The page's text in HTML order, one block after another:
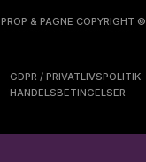
PROP & PAGNE COPYRIGHT ©
GDPR / PRIVATLIVSPOLITIK
HANDELSBETINGELSER